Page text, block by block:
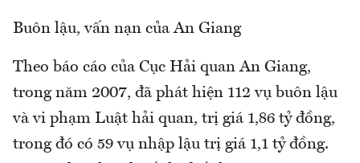
Buôn lậu, vấn nạn của An Giang
Theo báo cáo của Cục Hải quan An Giang,
trong năm 2007, đã phát hiện 112 vụ buôn lậu
và vi phạm Luật hải quan, trị giá 1,86 tỷ đồng,
trong đó có 59 vụ nhập lậu trị giá 1,1 tỷ đồng.